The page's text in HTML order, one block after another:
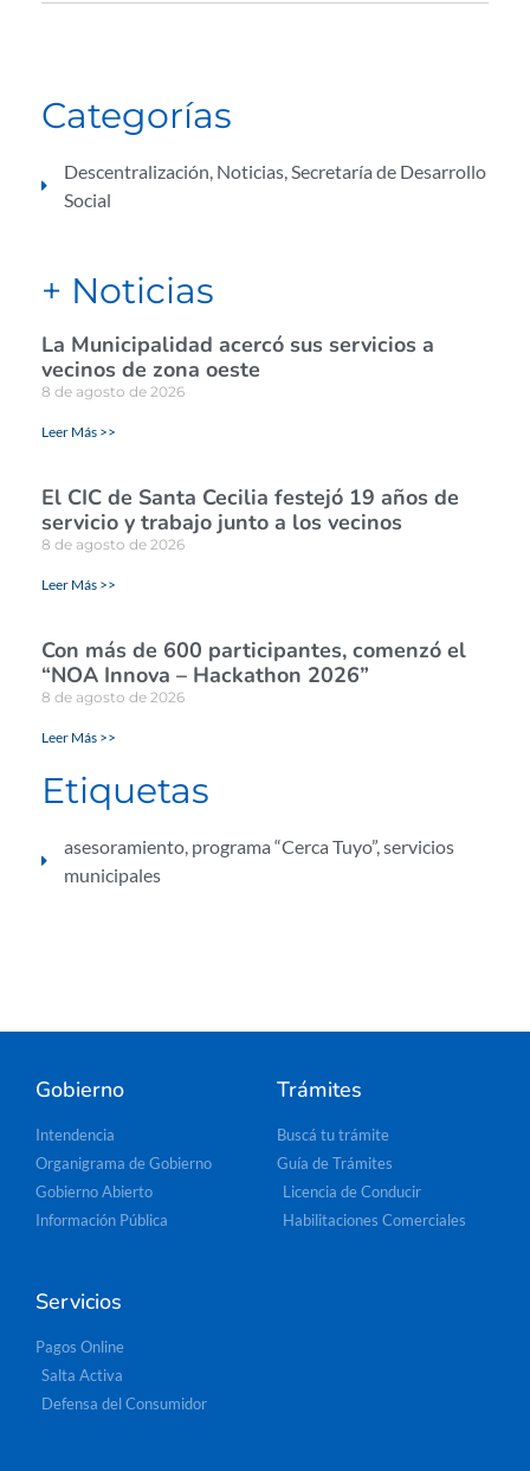
Categorías
Descentralización Noticias Secretaría de Desarrollo
Social
+ Noticias
La Municipalidad acercó sus servicios a
vecinos de zona oeste
8 de agosto de 2026
Leer Más >>
El CIC de Santa Cecilia festejó 19 años de
servicio y trabajo junto a los vecinos
8 de agosto de 2026
Leer Más >>
Con más de 600 participantes, comenzó el
“NOA Innova – Hackathon 2026”
8 de agosto de 2026
Leer Más >>
Etiquetas
asesoramiento programa “Cerca Tuyo”, servicios
municipales
Gobierno
Intendencia
Organigrama de Gobierno
Gobierno Abierto
Información Pública
Trámites
Buscá tu trámite
Guía de Trámites
Licencia de Conducir
Habilitaciones Comerciales
Servicios
Pagos Online
Salta Activa
Defensa del Consumidor